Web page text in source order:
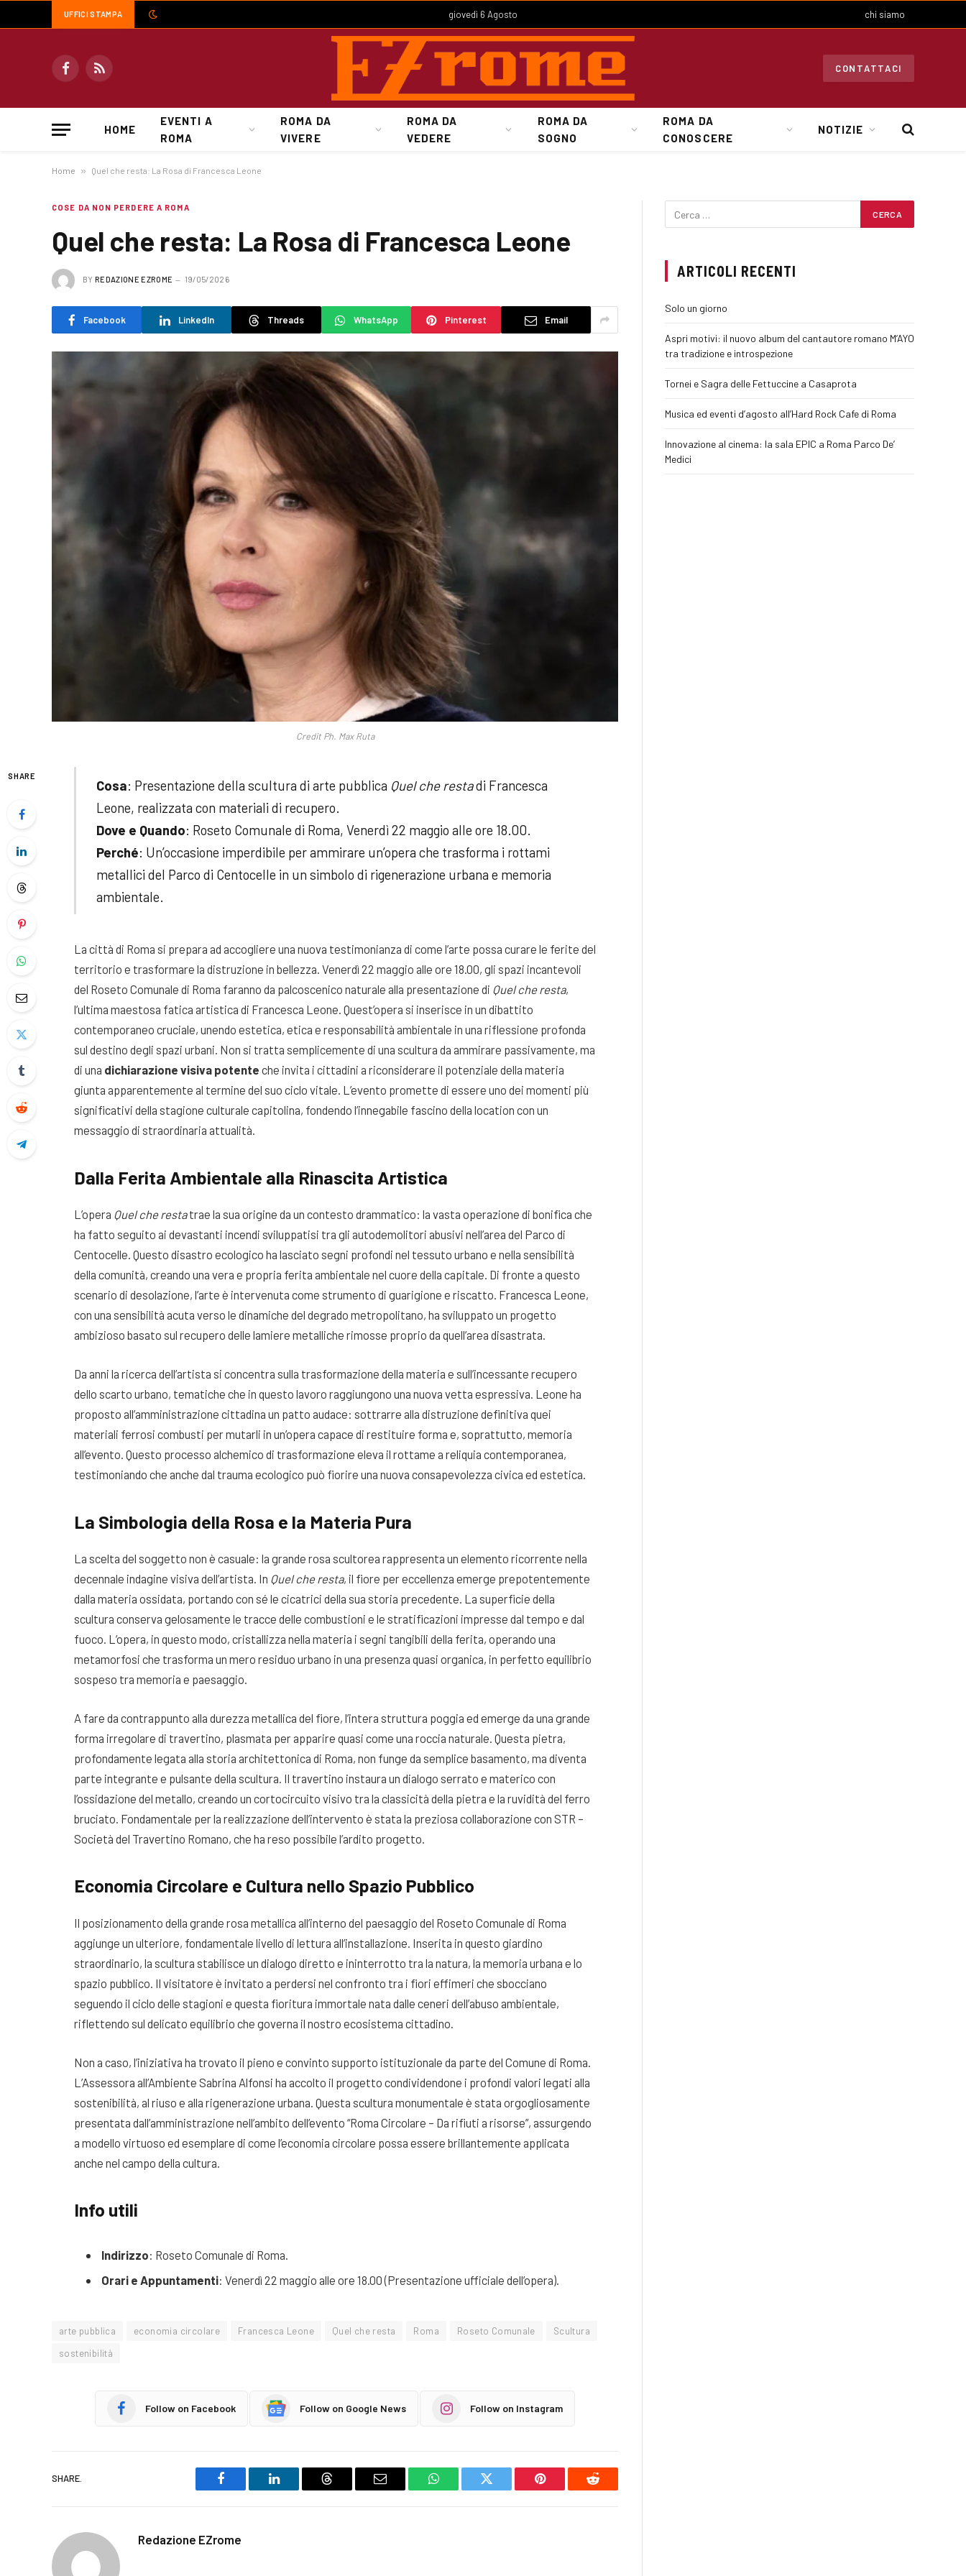
UFFICI STAMPA giovedì 6 Agosto chi siamo
FacebookRSS
CONTATTACI
HOME
EVENTI A
ROMA
ROMA DA
VIVERE
ROMA DA
VEDERE
ROMA DA
SOGNO
ROMA DA
CONOSCERE
NOTIZIE
Home » Quel che resta: La Rosa di Francesca Leone
COSE DA NON PERDERE A ROMA
Quel che resta: La Rosa di Francesca Leone
BY REDAZIONE EZROME 19/05/2026
Facebook LinkedIn Threads WhatsApp Pinterest Email
Credit Ph. Max Ruta
SHARE
Cosa: Presentazione della scultura di arte pubblica Quel che restadi Francesca
Leone, realizzata con materiali di recupero.
Dove e Quando: Roseto Comunale di Roma, Venerdì 22 maggio alle ore 18.00.
Perché: Un’occasione imperdibile per ammirare un’opera che trasforma i rottami
metallici del Parco di Centocelle in un simbolo di rigenerazione urbana e memoria
ambientale.
La città di Roma si prepara ad accogliere una nuova testimonianza di come l’arte possa curare le ferite del
territorio e trasformare la distruzione in bellezza. Venerdì 22 maggio alle ore 18.00, gli spazi incantevoli
del Roseto Comunale di Roma faranno da palcoscenico naturale alla presentazione di Quel che resta,
l’ultima maestosa fatica artistica di Francesca Leone. Quest’opera si inserisce in un dibattito
contemporaneo cruciale, unendo estetica, etica e responsabilità ambientale in una riflessione profonda
sul destino degli spazi urbani. Non si tratta semplicemente di una scultura da ammirare passivamente, ma
di una dichiarazione visiva potente che invita i cittadini a riconsiderare il potenziale della materia
giunta apparentemente al termine del suo ciclo vitale. L’evento promette di essere uno dei momenti più
significativi della stagione culturale capitolina, fondendo l’innegabile fascino della location con un
messaggio di straordinaria attualità.
Dalla Ferita Ambientale alla Rinascita Artistica
L’opera Quel che restatrae la sua origine da un contesto drammatico: la vasta operazione di bonifica che
ha fatto seguito ai devastanti incendi sviluppatisi tra gli autodemolitori abusivi nell’area del Parco di
Centocelle. Questo disastro ecologico ha lasciato segni profondi nel tessuto urbano e nella sensibilità
della comunità, creando una vera e propria ferita ambientale nel cuore della capitale. Di fronte a questo
scenario di desolazione, l’arte è intervenuta come strumento di guarigione e riscatto. Francesca Leone,
con una sensibilità acuta verso le dinamiche del degrado metropolitano, ha sviluppato un progetto
ambizioso basato sul recupero delle lamiere metalliche rimosse proprio da quell’area disastrata.
Da anni la ricerca dell’artista si concentra sulla trasformazione della materia e sull’incessante recupero
dello scarto urbano, tematiche che in questo lavoro raggiungono una nuova vetta espressiva . Leone ha
proposto all’amministrazione cittadina un patto audace: sottrarre alla distruzione definitiva quei
materiali ferrosi combusti per mutarli in un’opera capace di restituire forma e, soprattutto, memoria
all’evento . Questo processo alchemico di trasformazione eleva il rottame a reliquia contemporanea,
testimoniando che anche dal trauma ecologico può fiorire una nuova consapevolezza civica ed estetica.
La Simbologia della Rosa e la Materia Pura
La scelta del soggetto non è casuale: la grande rosa scultorea rappresenta un elemento ricorrente nella
decennale indagine visiva dell’artista. In Quel che resta, il fiore per eccellenza emerge prepotentemente
dalla materia ossidata, portando con sé le cicatrici della sua storia precedente. La superficie della
scultura conserva gelosamente le tracce delle combustioni e le stratificazioni impresse dal tempo e dal
fuoco. L’opera, in questo modo, cristallizza nella materia i segni tangibili della ferita, operando una
metamorfosi che trasforma un mero residuo urbano in una presenza quasi organica, in perfetto equilibrio
sospeso tra memoria e paesaggio.
A fare da contrappunto alla durezza metallica del fiore, l’intera struttura poggia ed emerge da una grande
forma irregolare di travertino, plasmata per apparire quasi come una roccia naturale . Questa pietra,
profondamente legata alla storia architettonica di Roma, non funge da semplice basamento, ma diventa
parte integrante e pulsante della scultura . Il travertino instaura un dialogo serrato e materico con
l’ossidazione del metallo, creando un cortocircuito visivo tra la classicità della pietra e la ruvidità del ferro
bruciato . Fondamentale per la realizzazione dell’intervento è stata la preziosa collaborazione con STR –
Società del Travertino Romano, che ha reso possibile l’ardito progetto
Economia Circolare e Cultura nello Spazio Pubblico
Il posizionamento della grande rosa metallica all’interno del paesaggio del Roseto Comunale di Roma
aggiunge un ulteriore, fondamentale livello di lettura all’installazione. Inserita in questo giardino
straordinario, la scultura stabilisce un dialogo diretto e ininterrotto tra la natura, la memoria urbana e lo
spazio pubblico. Il visitatore è invitato a perdersi nel confronto tra i fiori effimeri che sbocciano
seguendo il ciclo delle stagioni e questa fioritura immortale nata dalle ceneri dell’abuso ambientale,
riflettendo sul delicato equilibrio che governa il nostro ecosistema cittadino.
Non a caso, l’iniziativa ha trovato il pieno e convinto supporto istituzionale da parte del Comune di Roma
L’Assessora all’Ambiente Sabrina Alfonsi ha accolto il progetto condividendone i profondi valori legati alla
sostenibilità, al riuso e alla rigenerazione urbana . Questa scultura monumentale è stata orgogliosamente
presentata dall’amministrazione nell’ambito dell’evento “Roma Circolare – Da rifiuti a risorse”, assurgendo
a modello virtuoso ed esemplare di come l’economia circolare possa essere brillantemente applicata
anche nel campo della cultura
Info utili
Indirizzo: Roseto Comunale di Roma.
Orari e Appuntamenti: Venerdì 22 maggio alle ore 18.00 (Presentazione ufficiale dell’opera).
arte pubblica economia circolare Francesca Leone Quel che resta Roma Roseto Comunale
Scultura
sostenibilità
Follow on Facebook Follow on Google News Follow on Instagram
SHARE.
Facebook LinkedIn Threads Email WhatsAppTwitter Pinterest Reddit
Redazione EZrome
ARTICOLI RECENTI
Solo un giorno
Aspri motivi: il nuovo album del cantautore romano M’AYO
tra tradizione e introspezione
Tornei e Sagra delle Fettuccine a Casaprota
Musica ed eventi d’agosto all’Hard Rock Cafe di Roma
Innovazione al cinema: la sala EPIC a Roma Parco De’
Medici